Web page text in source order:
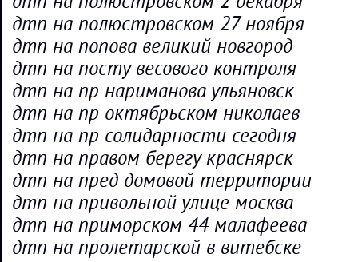
дтп на полюстровском 27 ноября
дтп на попова великий новгород
дтп на посту весового контроля
дтп на пр нариманова ульяновск
дтп на пр октябрьском николаев
дтп на пр солидарности сегодня
дтп на правом берегу краснярск
дтп на пред домовой территории
дтп на привольной улице москва
дтп на приморском 44 малафеева
дтп на пролетарской в витебске